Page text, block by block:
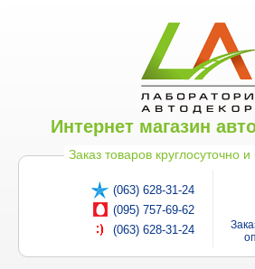
Интернет магазин
Заказ товаров круглосуточно
(063) 628-31-24
(095) 757-69-62
(063) 628-31-24